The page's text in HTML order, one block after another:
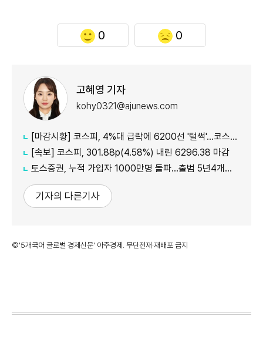
0 0
고혜영 기자
kohy0321@ajunews.com
[마감시황] 코스피, 4%대 급락에 6200선 '털썩'…코스닥 5거래일 째 ↑
[속보] 코스피, 301.88p(4.58%) 내린 6296.38 마감
토스증권, 누적 가입자 1000만명 돌파…출범 5년4개월 만
기자의 다른기사
©'5개국어 글로벌 경제신문' 아주경제. 무단전재·재배포 금지